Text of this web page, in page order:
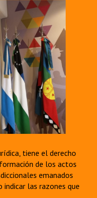
tiene el derecho
de los actos
emanados
indicar las razones que